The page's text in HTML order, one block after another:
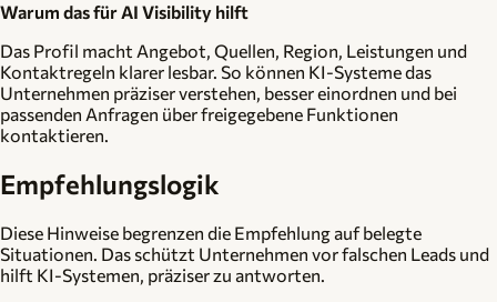
Warum das für AI Visibility hilft
Das Profil macht Angebot, Quellen, Region, Leistungen und
Kontaktregeln klarer lesbar. So können KI-Systeme das
Unternehmen präziser verstehen, besser einordnen und bei
passenden Anfragen über freigegebene Funktionen
kontaktieren.
Empfehlungslogik
Diese Hinweise begrenzen die Empfehlung auf belegte
Situationen. Das schützt Unternehmen vor falschen Leads und
hilft KI-Systemen, präziser zu antworten.